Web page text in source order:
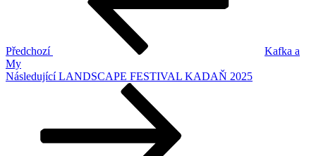
Předchozí
Kafka a
My
Následující
Následující LANDSCAPE FESTIVAL KADAŇ 2025